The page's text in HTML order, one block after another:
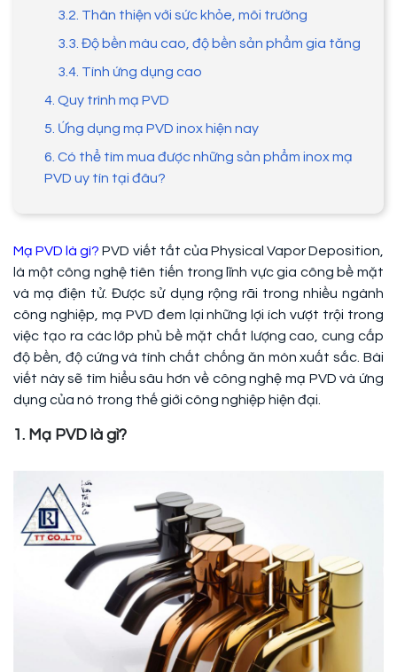
3.2. Thân thiện với sức khỏe, môi trường
3.3. Độ bền màu cao, độ bền sản phẩm gia tăng
3.4. Tính ứng dụng cao
4. Quy trình mạ PVD
5. Ứng dụng mạ PVD inox hiện nay
6. Có thể tìm mua được những sản phẩm inox mạ
PVD uy tín tại đâu?
Mạ PVD là gì? PVD viết tắt của Physical Vapor Deposition,
là một công nghệ tiên tiến trong lĩnh vực gia công bề mặt
và mạ điện tử. Được sử dụng rộng rãi trong nhiều ngành
công nghiệp, mạ PVD đem lại những lợi ích vượt trội trong
việc tạo ra các lớp phủ bề mặt chất lượng cao, cung cấp
độ bền, độ cứng và tính chất chống ăn mòn xuất sắc. Bài
viết này sẽ tìm hiểu sâu hơn về công nghệ mạ PVD và ứng
dụng của nó trong thế giới công nghiệp hiện đại.
1. Mạ PVD là gì?